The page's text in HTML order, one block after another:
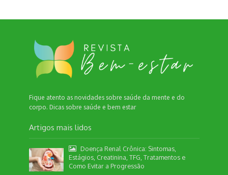
Fique atento as novidades sobre saúde da mente e do
corpo. Dicas sobre saúde e bem estar
Artigos mais lidos
Doença Renal Crônica: Sintomas,
Estágios, Creatinina, TFG, Tratamentos e
Como Evitar a Progressão